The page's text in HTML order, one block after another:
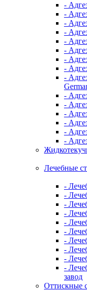
-
-
-
-
-
-
-
-
-
-
-
-
-
-
-
Лечебные
-
-
-
-
-
-
-
-
-
-
завод
Оттискные